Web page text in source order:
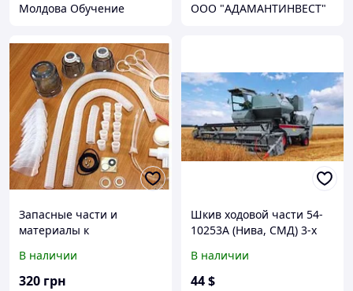
Молдова Обучение OOO "АДАМАНТИНВЕСТ"
Запасные части и
материалы к
ингаляторам Вулкан в
асс.
В наличии
320 грн
Шкив ходовой части 54-
10253А (Нива, СМД) 3-х
ступицы
В наличии
44$